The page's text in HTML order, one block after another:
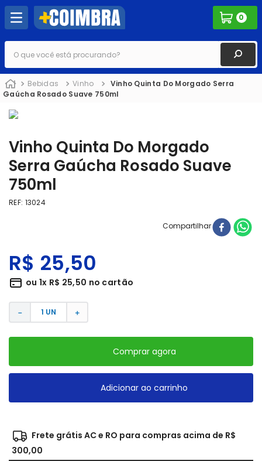
0
O que você está procurando?
Bebidas Vinho
Vinho Quinta Do Morgado Serra
Gaúcha Rosado Suave 750ml
Vinho Quinta Do Morgado
Serra Gaúcha Rosado Suave
750ml
REF: 13024
Compartilhar
R$ 25,50
ou 1x R$ 25,50 no cartão
＋
－
Comprar agora
Adicionar ao carrinho
Frete grátis AC e RO para compras acima de R$
300,00